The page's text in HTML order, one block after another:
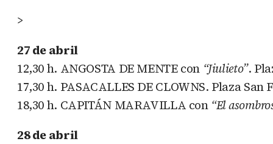
>
27 de abril
12,30 h. ANGOSTA DE MENTEcon “Jiulieto”.
17,30 h. PASACALLES DE CLOWNS. Plaza San
18,30 h. CAPITÁN MARAVILLA con “El
28 de abril